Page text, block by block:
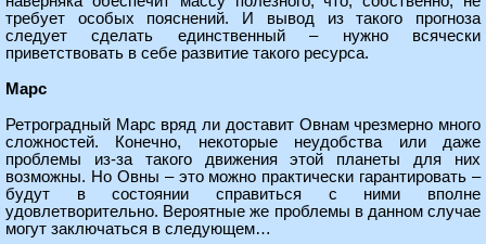
требует особых пояснений. И вывод из такого прогноза
следует сделать единственный – нужно всячески
приветствовать в себе развитие такого ресурса.
Марс
Ретроградный Марс вряд ли доставит Овнам чрезмерно много
сложностей. Конечно, некоторые неудобства или даже
проблемы из-за такого движения этой планеты для них
возможны. Но Овны – это можно практически гарантировать –
будут в состоянии справиться с ними вполне
удовлетворительно. Вероятные же проблемы в данном случае
могут заключаться в следующем…